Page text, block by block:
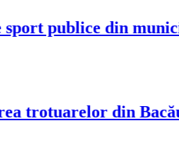
publice din
trotuarelor din Bacău